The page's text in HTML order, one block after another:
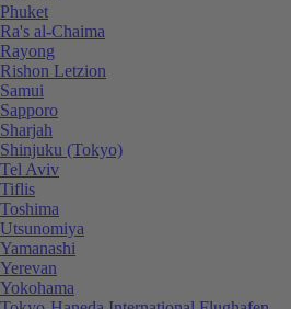
Phuket
Ra's al-Chaima
Rayong
Rishon Letzion
Samui
Sapporo
Sharjah
Shinjuku (Tokyo)
Tel Aviv
Tiflis
Toshima
Utsunomiya
Yamanashi
Yerevan
Yokohama